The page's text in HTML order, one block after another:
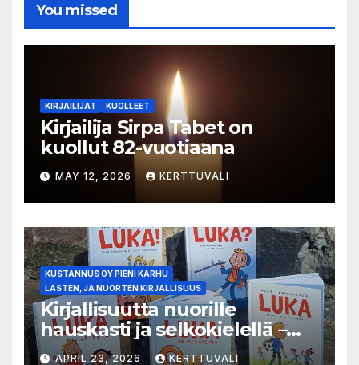
You missed
KIRJAILIJAT KUOLLEET
Kirjailija Sirpa Tabet on
kuollut 82-vuotiaana
MAY 12, 2026 KERTTUVALI
KUSTANNUS OY PIENI KARHU
LASTEN, JA NUORTEN KIRJALLISUUS
Kirjallisuutta nuorille
hauskasti ja selkokielellä –
Luka-sarjasta viides osa
APRIL 23, 2026 KERTTUVALI